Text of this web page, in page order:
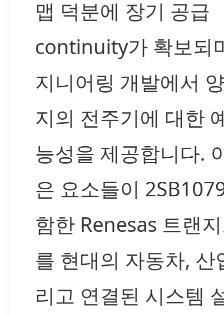
맵 덕분에 장기 공급
continuity가 확보되
지니어링 개발에서
지의 전주기에 대한
능성을 제공합니다.
은 요소들이
함한 Renesas 트랜
를 현대의 자동차, 산
리고 연결된 시스템